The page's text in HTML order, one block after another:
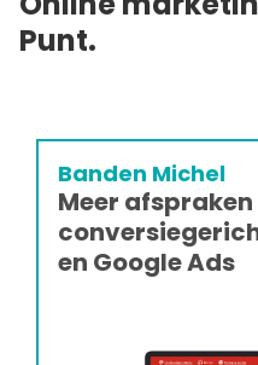
Punt.
Banden Michel
Meer
en Google Ads